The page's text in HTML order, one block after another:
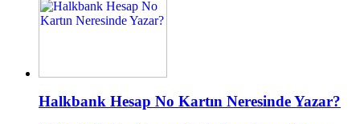
Halkbank Hesap No Kartın Neresinde Yazar?